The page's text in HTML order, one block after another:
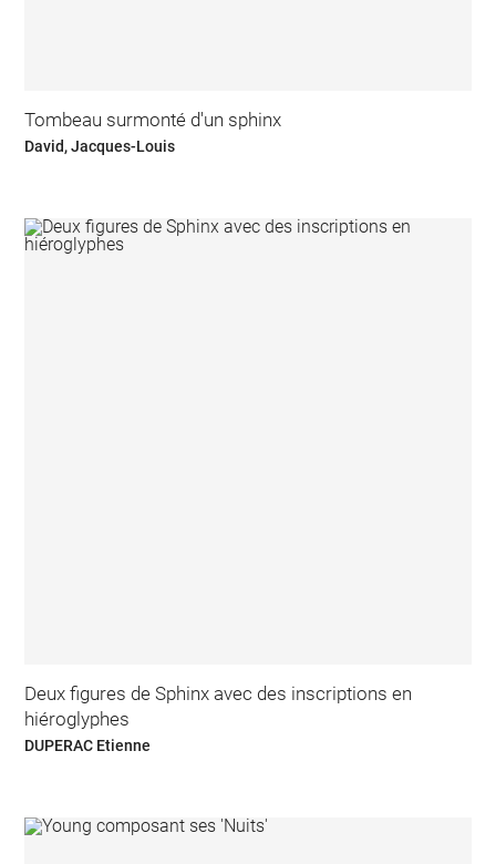
Tombeau surmonté d'un sphinx
David, Jacques-Louis
Deux figures de Sphinx avec des inscriptions en
hiéroglyphes
DUPERAC Etienne